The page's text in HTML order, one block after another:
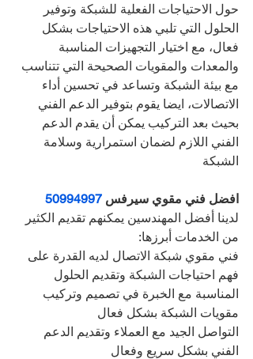
حول الاحتياجات الفعلية للشبكة وتوفير
الحلول التي تلبي هذه الاحتياجات بشكل
فعال، مع اختيار التجهيزات المناسبة
والمعدات والمقويات الصحيحة التي تتناسب
مع بيئة الشبكة وتساعد في تحسين أداء
الاتصالات، ايضا يقوم بتوفير الدعم الفني
بحيث بعد التركيب يمكن أن يقدم الدعم
الفني اللازم لضمان استمرارية وسلامة
الشبكة
افضل فني مقوي سيرفس 50994997
لدينا أفضل المهندسين يمكنهم تقديم الكثير
من الخدمات أبرزها:
فني مقوي شبكة الاتصال لديه القدرة على
فهم احتياجات الشبكة وتقديم الحلول
المناسبة مع الخبرة في تصميم وتركيب
مقويات الشبكة بشكل فعال
التواصل الجيد مع العملاء وتقديم الدعم
الفني بشكل سريع وفعال